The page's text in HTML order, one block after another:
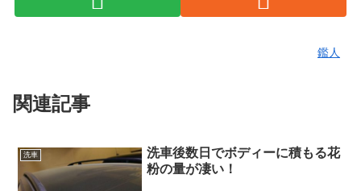
鑑人
関連記事
洗車
洗車後数日でボディーに積もる花
粉の量が凄い！